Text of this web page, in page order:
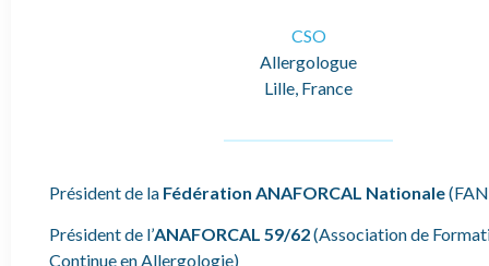
CSO
Allergologue
Lille, France
Président de la Fédération ANAFORCAL Nationale
Président de l’ANAFORCAL 59/62(Association de
Continue en Allergologie)